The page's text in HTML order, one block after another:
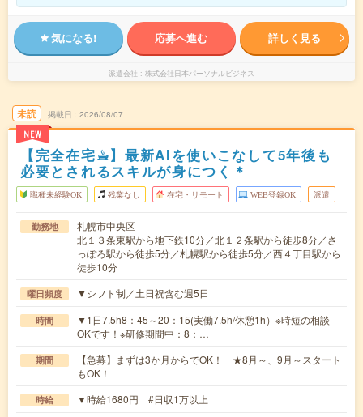
気になる! 応募へ進む 詳しく見る
派遣会社 株式会社日本パーソナルビジネス
未読
NEW
掲載日 2026/08/07
【完全在宅☕︎】最新AIを使いこなして5年後も
必要とされるスキルが身につく＊
職種未経験OK 残業なし 在宅・リモート WEB登録OK 派遣
勤務地
札幌市中央区
北１３条東駅から地下鉄10分／北１２条駅から徒歩8分／さ
っぽろ駅から徒歩5分／札幌駅から徒歩5分／西４丁目駅から
徒歩10分
曜日頻度 ▼シフト制／土日祝含む週5日
時間
▼1日7.5h8：45～20：15(実働7.5h/休憩1h）※時短の相談
OKです！※研修期間中：8：…
期間
【急募】まずは3か月からでOK！ ★8月～、9月～スタート
もOK！
時給 ▼時給1680円 #日収1万以上